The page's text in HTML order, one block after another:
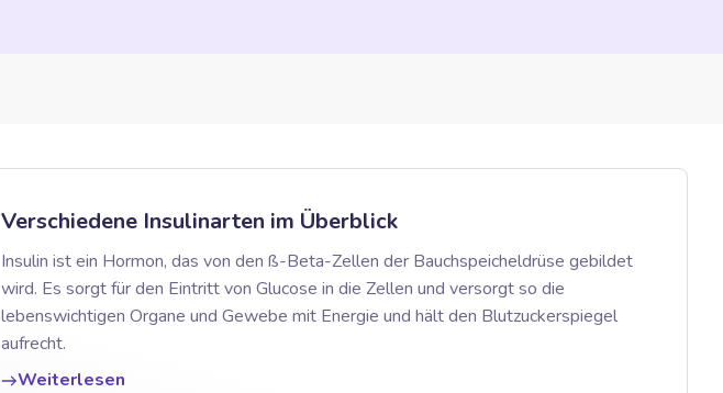
Verschiedene Insulinarten im Überblick
Insulin ist ein Hormon, das von den ß-Beta-Zellen der Bauchspeicheldrüse gebildet
wird. Es sorgt für den Eintritt von Glucose in die Zellen und versorgt so die
lebenswichtigen Organe und Gewebe mit Energie und hält den Blutzuckerspiegel
aufrecht.
Weiterlesen